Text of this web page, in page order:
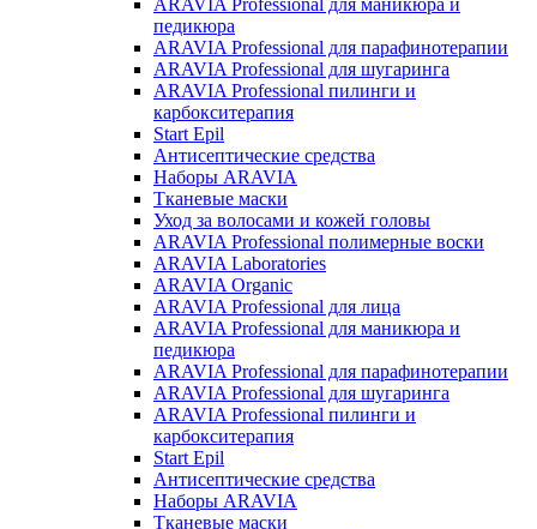
ARAVIA Professional для маникюра и
педикюра
ARAVIA Professional для парафинотерапии
ARAVIA Professional для шугаринга
ARAVIA Professional пилинги и
карбокситерапия
Start Epil
Антисептические средства
Наборы ARAVIA
Тканевые маски
Уход за волосами и кожей головы
ARAVIA Professional полимерные воски
ARAVIA Laboratories
ARAVIA Organic
ARAVIA Professional для лица
ARAVIA Professional для маникюра и
педикюра
ARAVIA Professional для парафинотерапии
ARAVIA Professional для шугаринга
ARAVIA Professional пилинги и
карбокситерапия
Start Epil
Антисептические средства
Наборы ARAVIA
Тканевые маски